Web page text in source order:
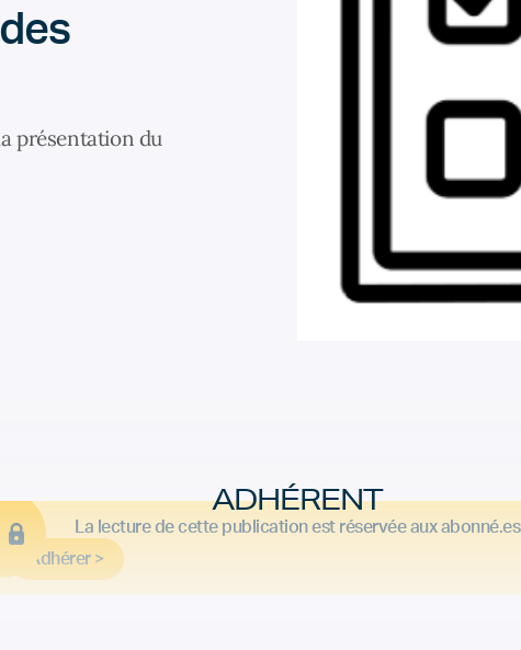
présentation du
ADHÉRENT
La lecture de cette publication est réservée aux abonné.es
Adhérer >